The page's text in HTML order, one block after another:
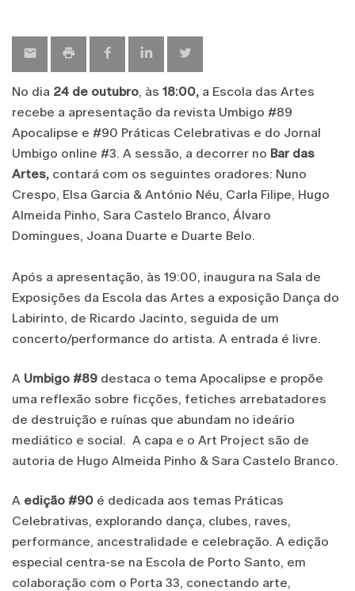
No dia 24 de outubro, às 18:00, a Escola das Artes
recebe a apresentação da revista Umbigo #89
Apocalipse e #90 Práticas Celebrativas e do Jornal
Umbigo online #3. A sessão, a decorrer no Bar das
Artes, contará com os seguintes oradores: Nuno
Crespo, Elsa Garcia & António Néu, Carla Filipe, Hugo
Almeida Pinho, Sara Castelo Branco, Álvaro
Domingues, Joana Duarte e Duarte Belo.
Após a apresentação, às 19:00, inaugura na Sala de
Exposições da Escola das Artes a exposição Dança do
Labirinto, de Ricardo Jacinto, seguida de um
concerto/performance do artista. A entrada é livre.
A Umbigo #89 destaca o tema Apocalipse e propõe
uma reflexão sobre ficções, fetiches arrebatadores
de destruição e ruínas que abundam no ideário
mediático e social. A capa e o Art Project são de
autoria de Hugo Almeida Pinho & Sara Castelo Branco.
A edição #90 é dedicada aos temas Práticas
Celebrativas, explorando dança, clubes, raves,
performance, ancestralidade e celebração. A edição
especial centra-se na Escola de Porto Santo, em
colaboração com o Porta 33, conectando arte,